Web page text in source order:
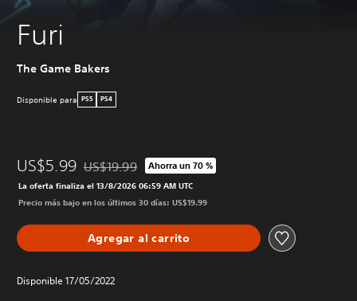
Furi
The Game Bakers
Disponible para PS5 PS4
US$5.99 Rebajado del precio original de US$19.99
US$19.99 Ahorra un 70 %
La oferta finaliza el 13/8/2026 06:59 AM UTC
Precio más bajo en los últimos 30 días: US$19.99
Agregar al carrito
Disponible 17/05/2022